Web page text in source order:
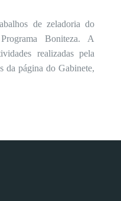
de zeladoria do
Boniteza. A
realizadas pela
da página do Gabinete,